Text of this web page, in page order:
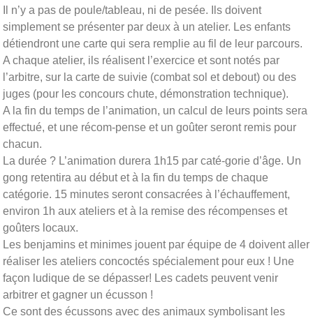
Il n’y a pas de poule/tableau, ni de pesée. Ils doivent
simplement se présenter par deux à un atelier. Les enfants
détiendront une carte qui sera remplie au fil de leur parcours.
A chaque atelier, ils réalisent l’exercice et sont notés par
l’arbitre, sur la carte de suivie (combat sol et debout) ou des
juges (pour les concours chute, démonstration technique).
A la fin du temps de l’animation, un calcul de leurs points sera
effectué, et une récom-pense et un goûter seront remis pour
chacun.
La durée ? L’animation durera 1h15 par caté-gorie d’âge. Un
gong retentira au début et à la fin du temps de chaque
catégorie. 15 minutes seront consacrées à l’échauffement,
environ 1h aux ateliers et à la remise des récompenses et
goûters locaux.
Les benjamins et minimes jouent par équipe de 4 doivent aller
réaliser les ateliers concoctés spécialement pour eux ! Une
façon ludique de se dépasser! Les cadets peuvent venir
arbitrer et gagner un écusson !
Ce sont des écussons avec des animaux symbolisant les